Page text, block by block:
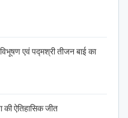
एवं पद्मश्री तीजन बाई का
की ऐतिहासिक जीत